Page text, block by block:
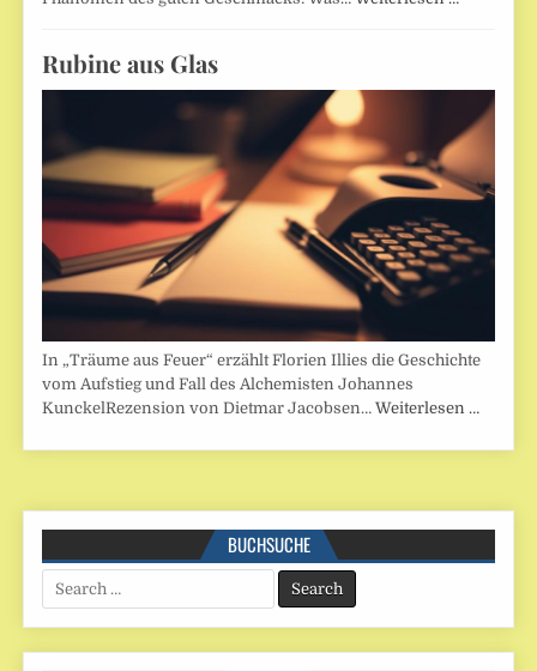
Rubine aus Glas
In „Träume aus Feuer“ erzählt Florien Illies die Geschichte
vom Aufstieg und Fall des Alchemisten Johannes
KunckelRezension von Dietmar Jacobsen…Weiterlesen …
BUCHSUCHE
Search
for: